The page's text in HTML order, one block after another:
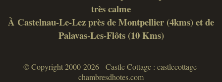
très calme
À Castelnau-Le-Lez près de Montpellier (4kms) et de
Palavas-Les-Flôts (10 Kms)
© Copyright 2000-2026 - Castle Cottage : castlecottage-
chambresdhotes.com